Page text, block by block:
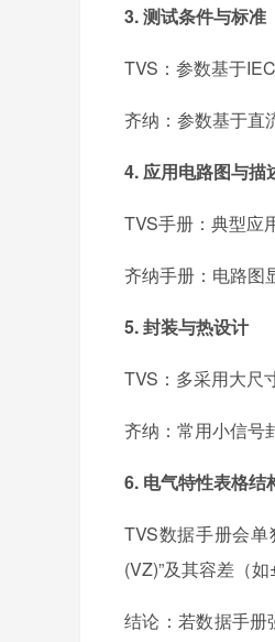
3. 测试条件与标准
TVS：参数基于
齐纳：参数基于直
4. 应用电路图与描
TVS手册：典型应
齐纳手册：电路图
5. 封装与热设计
TVS：多采用大尺
齐纳：常用小信号
6. 电气特性表格结
TVS数据手册会单
(VZ)”及其容差（如
结论：若数据手册